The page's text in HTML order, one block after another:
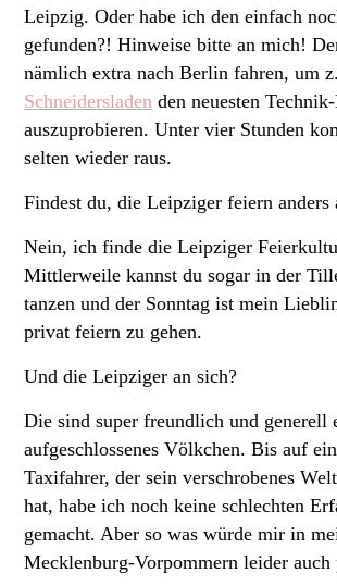
Leipzig. Oder habe ich den einfach
gefunden?! Hinweise bitte an mich!
nämlich extra nach Berlin fahren, um
Schneidersladen den neuesten
auszuprobieren. Unter vier Stunden
selten wieder raus.
Findest du, die Leipziger feiern
Nein, ich finde die Leipziger
Mittlerweile kannst du sogar in der
tanzen und der Sonntag ist mein
privat feiern zu gehen.
Und die Leipziger an sich?
Die sind super freundlich und generell
aufgeschlossenes Völkchen. Bis auf
Taxifahrer, der sein verschrobenes
hat, habe ich noch keine schlechten
gemacht. Aber so was würde mir in
Mecklenburg-Vorpommern leider auch